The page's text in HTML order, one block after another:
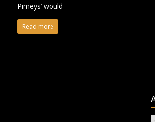
Pimeys’ would
Read more